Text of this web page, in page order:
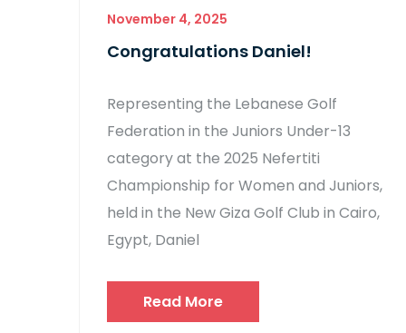
November 4, 2025
Congratulations Daniel!
Representing the Lebanese Golf
Federation in the Juniors Under-13
category at the 2025 Nefertiti
Championship for Women and Juniors,
held in the New Giza Golf Club in Cairo,
Egypt, Daniel
Read More